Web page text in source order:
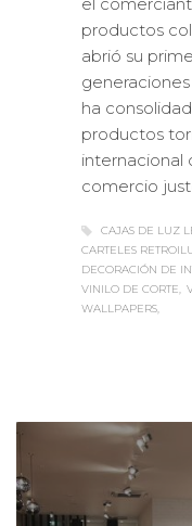
productos
abrió su
ha
productos
internacional
comercio
CARTELES
DECORACIÓN DE
VINILO DE CORTE
WALLPAPERS